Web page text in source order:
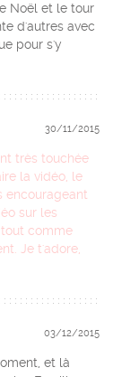
Noël et le tour
d'autres avec
pour s'y
30/11/2015
très touchée
la vidéo, le
encourageant
sur les
tout comme
Je t'adore,
03/12/2015
et là